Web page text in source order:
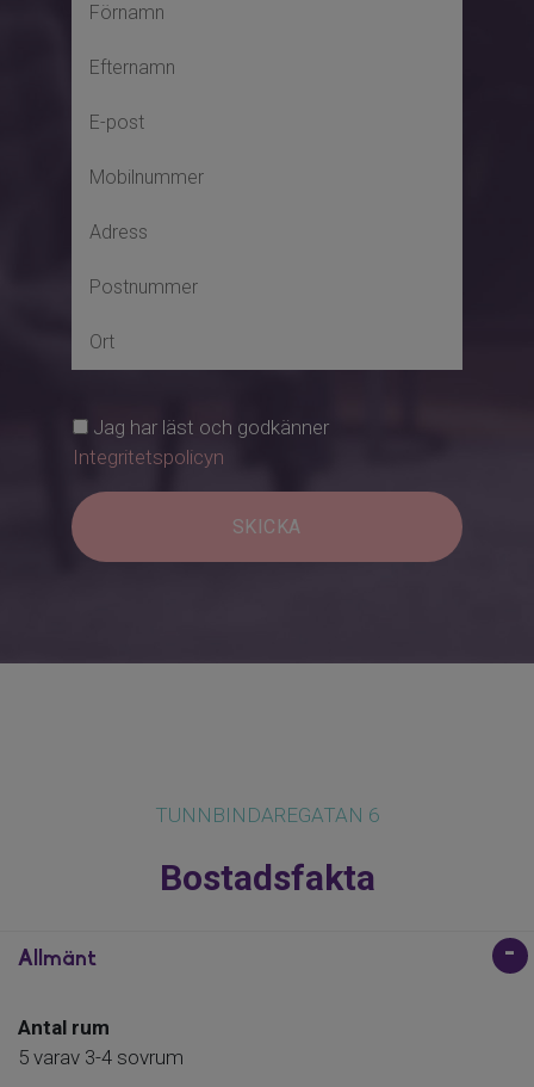
Jag har läst och godkänner
Integritetspolicyn
SKICKA
TUNNBINDAREGATAN 6
Bostadsfakta
Allmänt
Antal rum
5 varav 3-4 sovrum